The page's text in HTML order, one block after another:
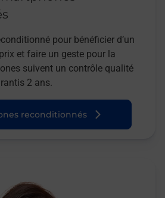
pour bénéficier d’un
et faire un geste pour la
suivent un contrôle qualité
2 ans.
reconditionnés